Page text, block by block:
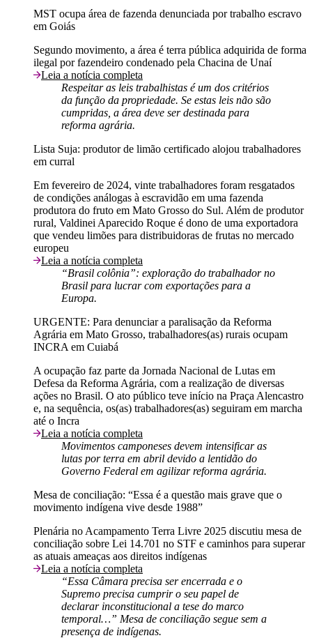
MST ocupa área de fazenda denunciada por trabalho escravo
em Goiás
Segundo movimento, a área é terra pública adquirida de forma
ilegal por fazendeiro condenado pela Chacina de Unaí
Leia a notícia completa
Respeitar as leis trabalhistas é um dos critérios
da função da propriedade. Se estas leis não são
cumpridas, a área deve ser destinada para
reforma agrária.
Lista Suja: produtor de limão certificado alojou trabalhadores
em curral
Em fevereiro de 2024, vinte trabalhadores foram resgatados
de condições análogas à escravidão em uma fazenda
produtora do fruto em Mato Grosso do Sul. Além de produtor
rural, Valdinei Aparecido Roque é dono de uma exportadora
que vendeu limões para distribuidoras de frutas no mercado
europeu
Leia a notícia completa
“Brasil colônia”: exploração do trabalhador no
Brasil para lucrar com exportações para a
Europa.
URGENTE: Para denunciar a paralisação da Reforma
Agrária em Mato Grosso, trabalhadores(as) rurais ocupam
INCRA em Cuiabá
A ocupação faz parte da Jornada Nacional de Lutas em
Defesa da Reforma Agrária, com a realização de diversas
ações no Brasil. O ato público teve início na Praça Alencastro
e, na sequência, os(as) trabalhadores(as) seguiram em marcha
até o Incra
Leia a notícia completa
Movimentos camponeses devem intensificar as
lutas por terra em abril devido a lentidão do
Governo Federal em agilizar reforma agrária.
Mesa de conciliação: “Essa é a questão mais grave que o
movimento indígena vive desde 1988”
Plenária no Acampamento Terra Livre 2025 discutiu mesa de
conciliação sobre Lei 14.701 no STF e caminhos para superar
as atuais ameaças aos direitos indígenas
Leia a notícia completa
“Essa Câmara precisa ser encerrada e o
Supremo precisa cumprir o seu papel de
declarar inconstitucional a tese do marco
temporal…” Mesa de conciliação segue sem a
presença de indígenas.